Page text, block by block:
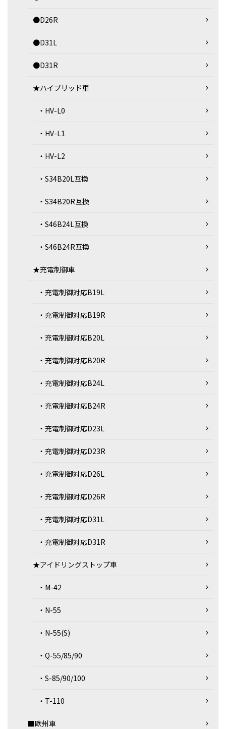
●D26R
●D31L
●D31R
★ハイブリッド車
・HV-L0
・HV-L1
・HV-L2
・S34B20L互換
・S34B20R互換
・S46B24L互換
・S46B24R互換
★充電制御車
・充電制御対応B19L
・充電制御対応B19R
・充電制御対応B20L
・充電制御対応B20R
・充電制御対応B24L
・充電制御対応B24R
・充電制御対応D23L
・充電制御対応D23R
・充電制御対応D26L
・充電制御対応D26R
・充電制御対応D31L
・充電制御対応D31R
★アイドリングストップ車
・M-42
・N-55
・N-55(S)
・Q-55/85/90
・S-85/90/100
・T-110
■欧州車